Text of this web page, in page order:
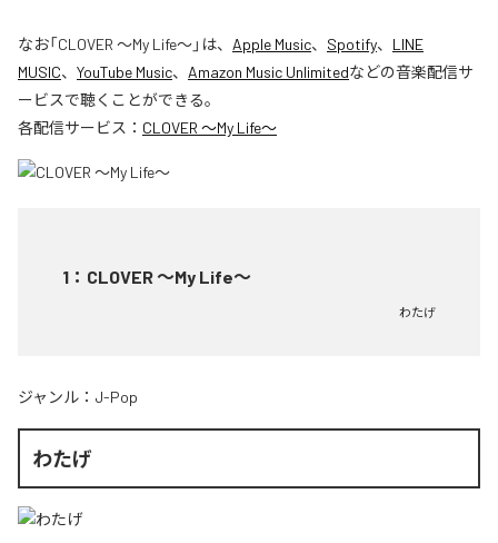
なお「CLOVER ～My Life～」は、 Apple Music、 Spotify、 LINE
MUSIC、 YouTube Music、 Amazon Music Unlimitedなどの音楽配信サ
ービスで聴くことができる。
各配信サービス： CLOVER ～My Life～
1 ： CLOVER ～My Life～
わたげ
ジャンル： J-Pop
わたげ